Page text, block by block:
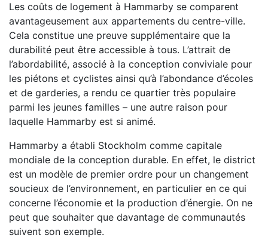
Les coûts de logement à Hammarby se comparent
avantageusement aux appartements du centre-ville.
Cela constitue une preuve supplémentaire que la
durabilité peut être accessible à tous. L’attrait de
l’abordabilité, associé à la conception conviviale pour
les piétons et cyclistes ainsi qu’à l’abondance d’écoles
et de garderies, a rendu ce quartier très populaire
parmi les jeunes familles – une autre raison pour
laquelle Hammarby est si animé.
Hammarby a établi Stockholm comme capitale
mondiale de la conception durable. En effet, le district
est un modèle de premier ordre pour un changement
soucieux de l’environnement, en particulier en ce qui
concerne l’économie et la production d’énergie. On ne
peut que souhaiter que davantage de communautés
suivent son exemple.